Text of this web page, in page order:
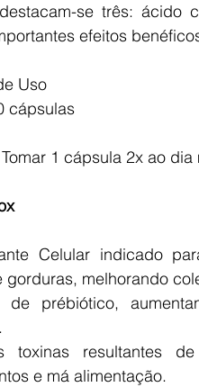
se três: ácido
efeitos
Uso
cápsulas
1 cápsula 2x ao
Celular indicado
gorduras, melhorando
de prébiótico,
toxinas resultantes
e má alimentação.